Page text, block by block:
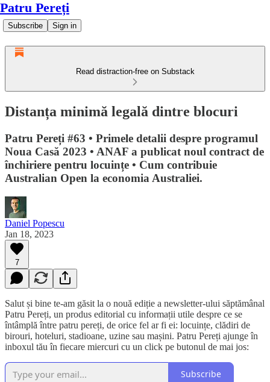
Patru Pereți
Subscribe Sign in
Read distraction-free on Substack
Distanța minimă legală dintre blocuri
Patru Pereți #63 • Primele detalii despre programul
Noua Casă 2023 • ANAF a publicat noul contract de
închiriere pentru locuințe • Cum contribuie
Australian Open la economia Australiei.
Daniel Popescu
Jan 18, 2023
7
Salut și bine te-am găsit la o nouă ediție a newsletter-ului săptămânal
Patru Pereți, un produs editorial cu informații utile despre ce se
întâmplă între patru pereți, de orice fel ar fi ei: locuințe, clădiri de
birouri, hoteluri, stadioane, uzine sau mașini. Patru Pereți ajunge în
inboxul tău în fiecare miercuri cu un click pe butonul de mai jos:
Subscribe